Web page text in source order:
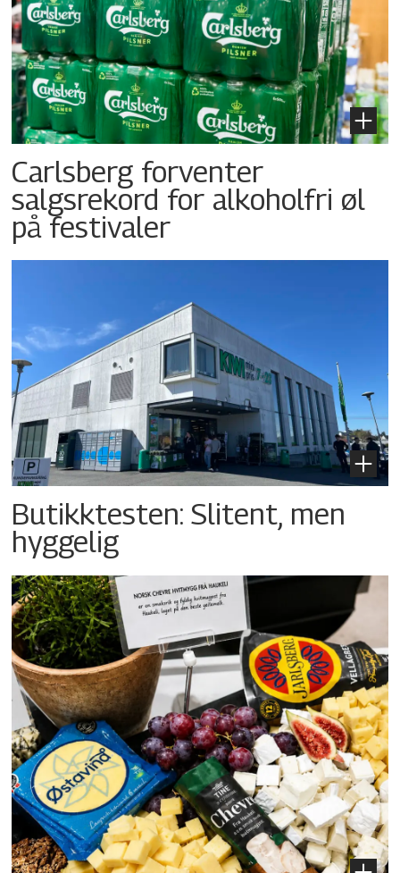
Carlsberg forventer
salgsrekord for alkoholfri øl
på festivaler
Butikktesten: Slitent, men
hyggelig